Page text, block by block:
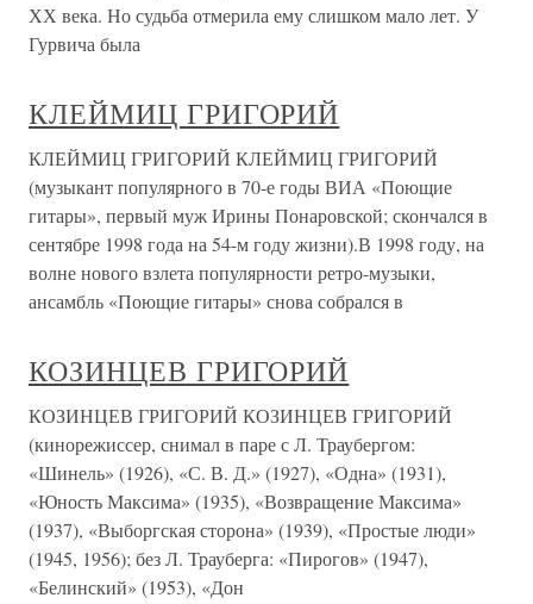
ХХ века. Но судьба отмерила ему слишком мало лет. У
Гурвича была
КЛЕЙМИЦ ГРИГОРИЙ
КЛЕЙМИЦ ГРИГОРИЙ КЛЕЙМИЦ ГРИГОРИЙ
(музыкант популярного в 70-е годы ВИА «Поющие
гитары», первый муж Ирины Понаровской; скончался в
сентябре 1998 года на 54-м году жизни).В 1998 году, на
волне нового взлета популярности ретро-музыки,
ансамбль «Поющие гитары» снова собрался в
КОЗИНЦЕВ ГРИГОРИЙ
КОЗИНЦЕВ ГРИГОРИЙ КОЗИНЦЕВ ГРИГОРИЙ
(кинорежиссер, снимал в паре с Л. Траубергом:
«Шинель» (1926), «С. В. Д.» (1927), «Одна» (1931),
«Юность Максима» (1935), «Возвращение Максима»
(1937), «Выборгская сторона» (1939), «Простые люди»
(1945, 1956); без Л. Трауберга: «Пирогов» (1947),
«Белинский» (1953), «Дон